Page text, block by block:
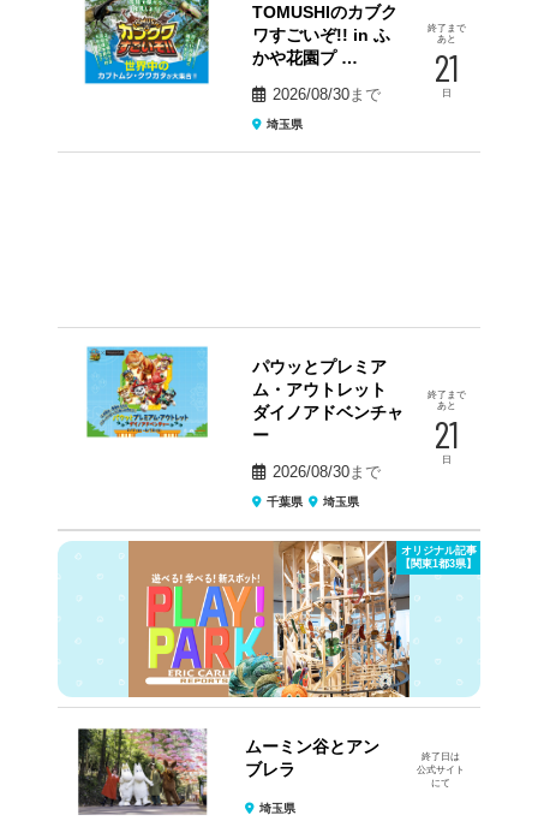
TOMUSHIのカブク
ワすごいぞ!! in ふ
かや花園プ …
2026/08/30まで
埼玉県
終了まで
あと
21
日
パウッとプレミア
ム・アウトレット
ダイノアドベンチャ
ー
2026/08/30まで
千葉県 埼玉県
終了まで
あと
21
日
オリジナル記事
【関東1都3県】
ムーミン谷とアン
ブレラ
埼玉県
終了日は
公式サイト
にて